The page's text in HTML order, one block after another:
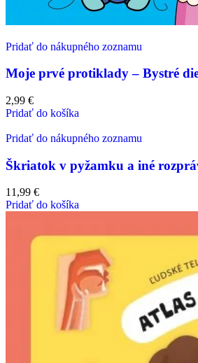
Pridať do nákupného zoznamu
Moje prvé protiklady – Bystré
2,99 €
Pridať do košíka
Pridať do nákupného zoznamu
Škriatok v pyžamku a iné
11,99 €
Pridať do košíka